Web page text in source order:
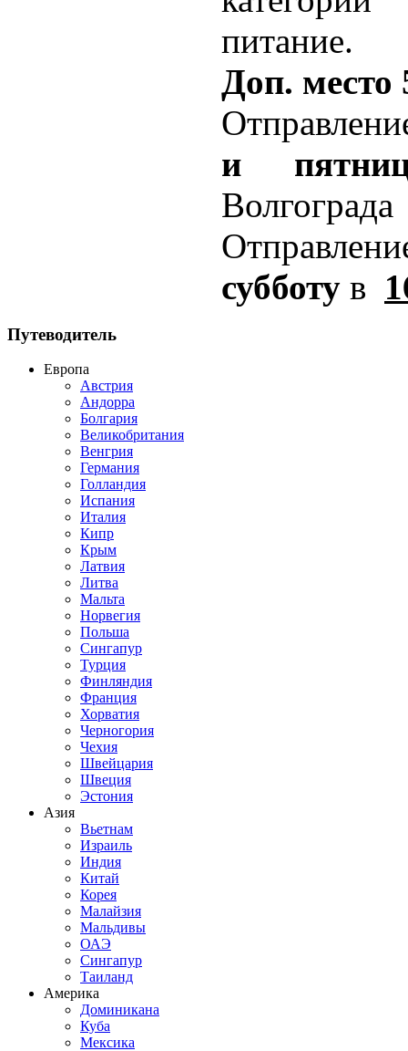
питание.
Доп. место
и
субботу в
Путеводитель
Европа
Австрия
Андорра
Болгария
Великобритания
Венгрия
Германия
Голландия
Испания
Италия
Кипр
Крым
Латвия
Литва
Мальта
Норвегия
Польша
Сингапур
Турция
Финляндия
Франция
Хорватия
Черногория
Чехия
Швейцария
Швеция
Эстония
Азия
Вьетнам
Израиль
Индия
Китай
Корея
Малайзия
Мальдивы
ОАЭ
Сингапур
Таиланд
Америка
Доминикана
Куба
Мексика